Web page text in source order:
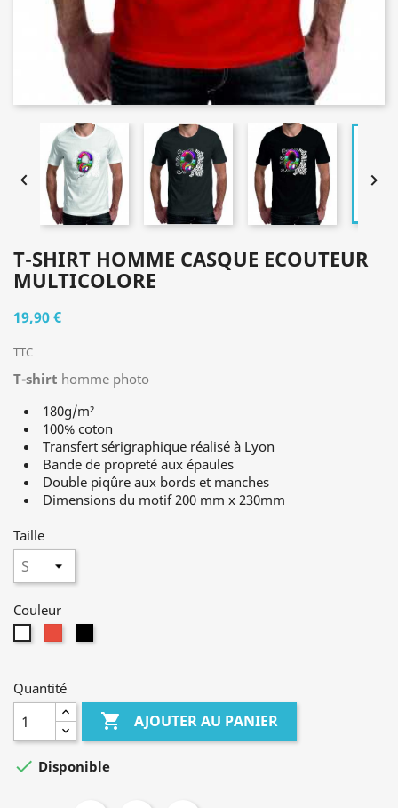
 
T-SHIRT HOMME CASQUE ECOUTEUR
MULTICOLORE
19,90 €
TTC
T-shirt homme photo
180g/m²
100% coton
Transfert sérigraphique réalisé à Lyon
Bande de propreté aux épaules
Double piqûre aux bords et manches
Dimensions du motif 200 mm x 230mm
Taille
Couleur
Quantité
 AJOUTER AU PANIER
 Disponible